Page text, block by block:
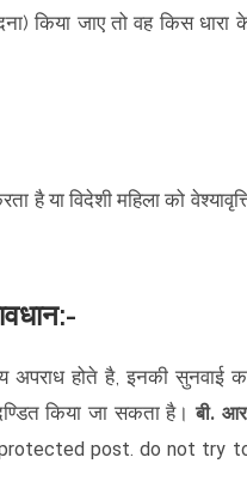
किया जाए तो वह किस धारा
है या विदेशी महिला को
अपराध होते है, इनकी सुनवाई
किया जा सकता है।बी.
post. do not try